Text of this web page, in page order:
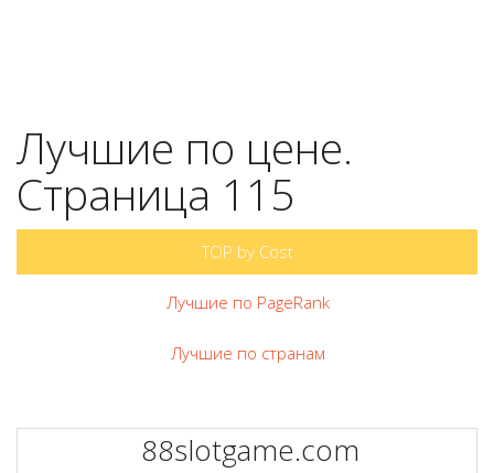
Лучшие по цене.
Страница 115
TOP by Cost
Лучшие по PageRank
Лучшие по странам
88slotgame.com